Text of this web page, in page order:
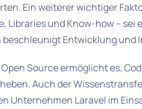
Ein weiterer wichtiger
Libraries und Know-how – sei
Entwicklung und
Source ermöglicht es,
Auch der
Unternehmen Laravel im